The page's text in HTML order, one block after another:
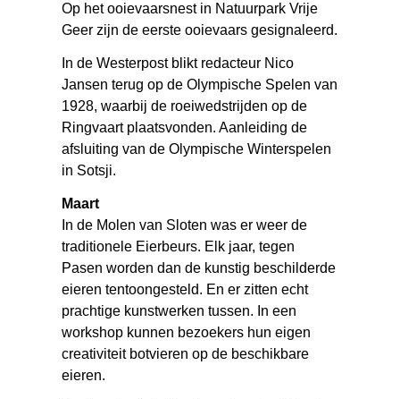
Op het ooievaarsnest in Natuurpark Vrije
Geer zijn de eerste ooievaars gesignaleerd.
In de Westerpost blikt redacteur Nico
Jansen terug op de Olympische Spelen van
1928, waarbij de roeiwedstrijden op de
Ringvaart plaatsvonden. Aanleiding de
afsluiting van de Olympische Winterspelen
in Sotsji.
Maart
In de Molen van Sloten was er weer de
traditionele Eierbeurs. Elk jaar, tegen
Pasen worden dan de kunstig beschilderde
eieren tentoongesteld. En er zitten echt
prachtige kunstwerken tussen. In een
workshop kunnen bezoekers hun eigen
creativiteit botvieren op de beschikbare
eieren.